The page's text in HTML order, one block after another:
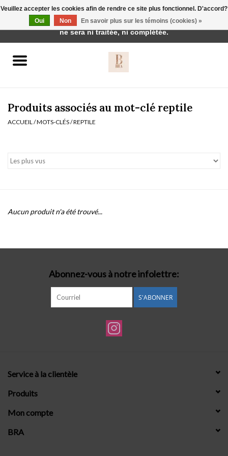
Réduction
Produits associés au mot-clé reptile
ACCUEIL /MOTS-CLÉS/REPTILE
Aucun produit n'a été trouvé...
Abonnez-vous à notre infolettre:
S'ABONNER
Service à la clientèle
Produits
Mon compte
BRA
Veuillez accepter les cookies afin de rendre ce site plus fonctionnel. D'accord?
Oui
Non En savoir plus sur les témoins (cookies) »
Cette boutique est en construction. Toute commande passée
ne sera ni traitée, ni complétée.